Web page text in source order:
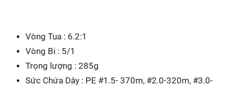
Vòng Tua : 6.2:1
Vòng Bi : 5/1
Trọng lượng : 285g
Sức Chứa Dây : PE #1.5- 370m, #2.0-320m, #3.0-